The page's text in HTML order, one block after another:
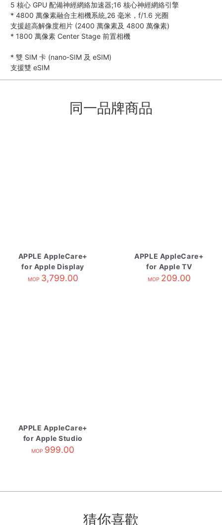
5 核心 GPU 配備神經網絡加速器;16 核心神經網絡引擎
* 4800 萬像素融合主相機系統,26 毫米，f/1.6 光圈
支援超高解像度相片 (2400 萬像素及 4800 萬像素)
* 1800 萬像素 Center Stage 前置相機
* 雙 SIM 卡 (nano-SIM 及 eSIM)
支援雙 eSIM
同一品牌商品
APPLE AppleCare+
for Apple Display
MOP 3,799.00
APPLE AppleCare+
for Apple TV
MOP 209.00
APPLE AppleCare+
for Apple Studio
Display
MOP 999.00
猜你喜歡